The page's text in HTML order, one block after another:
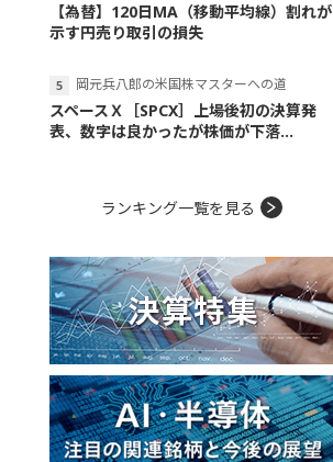
【為替】120日MA（移動平均線）割れが
示す円売り取引の損失
岡元兵八郎の米国株マスターへの道
スペースＸ［SPCX］上場後初の決算発
表、数字は良かったが株価が下落...
ランキング一覧を見る